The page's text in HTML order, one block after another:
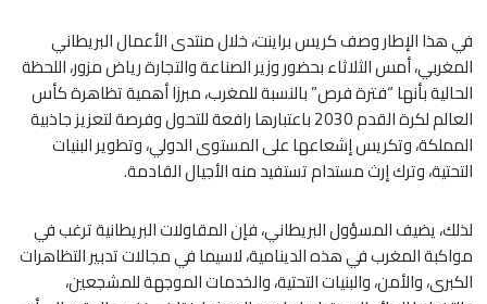
في هذا الإطار وصف كريس براينت، خلال منتدى الأعمال البريطاني
المغربي، أمس الثلاثاء بحضور وزير الصناعة والتجارة رياض مزور، اللحظة
الحالية بأنها “فترة فرص” بالنسبة للمغرب، مبرزا أهمية تظاهرة كأس
العالم لكرة القدم 2030 باعتبارها رافعة للتحول وفرصة لتعزيز جاذبية
المملكة، وتكريس إشعاعها على المستوى الدولي، وتطوير البنيات
التحتية، وترك إرث مستدام تستفيد منه الأجيال القادمة.
لذلك، يضيف المسؤول البريطاني، فإن المقاولات البريطانية ترغب في
مواكبة المغرب في هذه الدينامية، لاسيما في مجالات تدبير التظاهرات
الكبرى، والأمن، والبنيات التحتية، والخدمات الموجهة للمشجعين،